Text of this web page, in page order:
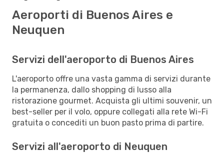
Aeroporti di Buenos Aires e
Neuquen
Servizi dell'aeroporto di Buenos Aires
L'aeroporto offre una vasta gamma di servizi durante
la permanenza, dallo shopping di lusso alla
ristorazione gourmet. Acquista gli ultimi souvenir, un
best-seller per il volo, oppure collegati alla rete Wi-Fi
gratuita o concediti un buon pasto prima di partire.
Servizi all'aeroporto di Neuquen